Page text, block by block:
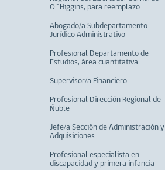
O`Higgins, para reemplazo
Abogado/a Subdepartamento
Jurídico Administrativo
Profesional Departamento de
Estudios, área cuantitativa
Supervisor/a Financiero
Profesional Dirección Regional de
Ñuble
Jefe/a Sección de Administración y
Adquisiciones
Profesional especialista en
discapacidad y primera infancia